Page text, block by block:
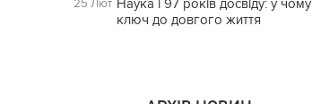
25 Лют Наука і 97 років досвіду: у чому
ключ до довгого життя